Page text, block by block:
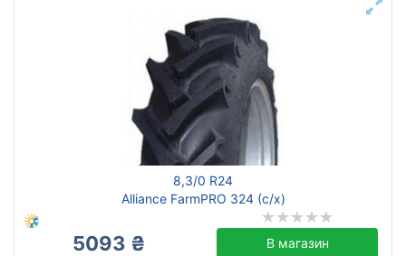
8,3/0 R24
Alliance FarmPRO 324 (с/х)
5093 ₴ В магазин